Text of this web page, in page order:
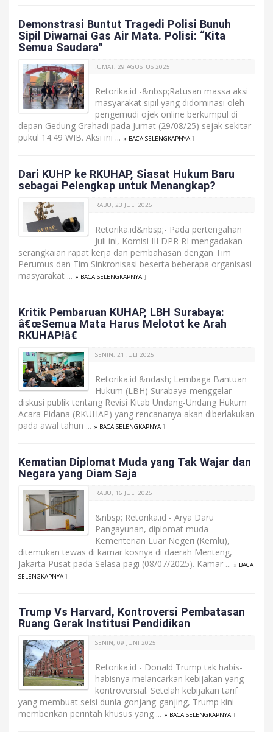
Demonstrasi Buntut Tragedi Polisi Bunuh
Sipil Diwarnai Gas Air Mata. Polisi: “Kita
Semua Saudara"
JUMAT, 29 AGUSTUS 2025
Retorika.id -&nbsp;Ratusan massa aksi
masyarakat sipil yang didominasi oleh
pengemudi ojek online berkumpul di
depan Gedung Grahadi pada Jumat (29/08/25) sejak sekitar
pukul 14.49 WIB. Aksi ini ... » BACA SELENGKAPNYA ]
Dari KUHP ke RKUHAP, Siasat Hukum Baru
sebagai Pelengkap untuk Menangkap?
RABU, 23 JULI 2025
Retorika.id&nbsp;- Pada pertengahan
Juli ini, Komisi III DPR RI mengadakan
serangkaian rapat kerja dan pembahasan dengan Tim
Perumus dan Tim Sinkronisasi beserta beberapa organisasi
masyarakat ... » BACA SELENGKAPNYA ]
Kritik Pembaruan KUHAP, LBH Surabaya:
â€œSemua Mata Harus Melotot ke Arah
RKUHAP!â€
SENIN, 21 JULI 2025
Retorika.id &ndash; Lembaga Bantuan
Hukum (LBH) Surabaya menggelar
diskusi publik tentang Revisi Kitab Undang-Undang Hukum
Acara Pidana (RKUHAP) yang rencananya akan diberlakukan
pada awal tahun ... » BACA SELENGKAPNYA ]
Kematian Diplomat Muda yang Tak Wajar dan
Negara yang Diam Saja
RABU, 16 JULI 2025
&nbsp; Retorika.id - Arya Daru
Pangayunan, diplomat muda
Kementerian Luar Negeri (Kemlu),
ditemukan tewas di kamar kosnya di daerah Menteng,
Jakarta Pusat pada Selasa pagi (08/07/2025). Kamar ... » BACA
SELENGKAPNYA ]
Trump Vs Harvard, Kontroversi Pembatasan
Ruang Gerak Institusi Pendidikan
SENIN, 09 JUNI 2025
Retorika.id - Donald Trump tak habis-
habisnya melancarkan kebijakan yang
kontroversial. Setelah kebijakan tarif
yang membuat seisi dunia gonjang-ganjing, Trump kini
memberikan perintah khusus yang ... » BACA SELENGKAPNYA ]